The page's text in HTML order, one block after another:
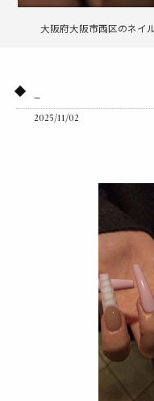
2025/11/02